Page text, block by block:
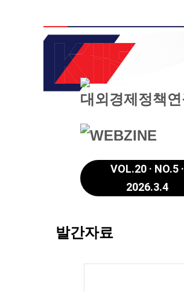
VOL.20 · NO.5 ·
2026.3.4
발간자료